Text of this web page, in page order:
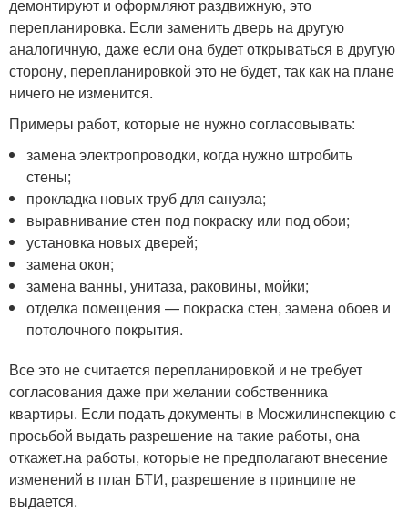
демонтируют и оформляют раздвижную, это
перепланировка. Если заменить дверь на другую
аналогичную, даже если она будет открываться в другую
сторону, перепланировкой это не будет, так как на плане
ничего не изменится.
Примеры работ, которые не нужно согласовывать:
замена электропроводки, когда нужно штробить
стены;
прокладка новых труб для санузла;
выравнивание стен под покраску или под обои;
установка новых дверей;
замена окон;
замена ванны, унитаза, раковины, мойки;
отделка помещения — покраска стен, замена обоев и
потолочного покрытия.
Все это не считается перепланировкой и не требует
согласования даже при желании собственника
квартиры. Если подать документы в Мосжилинспекцию с
просьбой выдать разрешение на такие работы, она
откажет.на работы, которые не предполагают внесение
изменений в план БТИ, разрешение в принципе не
выдается.